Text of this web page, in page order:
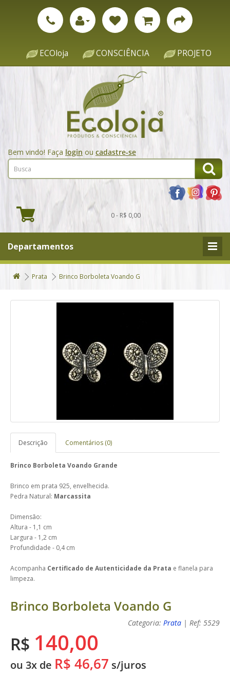
ECOloja CONSCIÊNCIA PROJETO
Bem vindo! Faça login ou cadastre-se
0 - R$ 0,00
Departamentos
Prata Brinco Borboleta Voando G
Descrição Comentários (0)
Brinco Borboleta Voando Grande
Brinco em prata 925, envelhecida.
Pedra Natural: Marcassita
Dimensão:
Altura - 1,1 cm
Largura - 1,2 cm
Profundidade - 0,4 cm
Acompanha Certificado de Autenticidade da Prata e flanela para
limpeza.
Brinco Borboleta Voando G
Categoria: Prata | Ref: 5529
R$ 140,00
ou 3x de R$ 46,67 s/juros